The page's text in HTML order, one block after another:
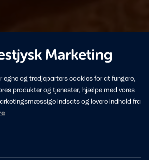
egne og tredjeparters cookies for at fungere,
produkter og tjenester, hjælpe med vores
indsats og levere indhold fra